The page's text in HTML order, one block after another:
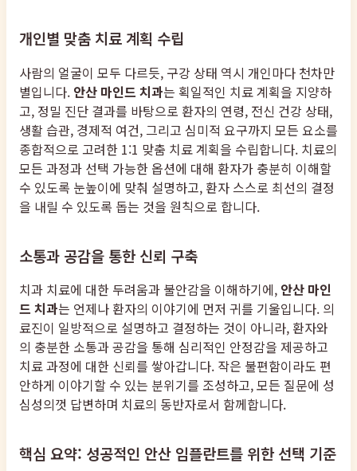
개인별 맞춤 치료 계획 수립
사람의 얼굴이 모두 다르듯, 구강 상태 역시 개인마다 천차만
별입니다. 안산 마인드 치과는 획일적인 치료 계획을 지양하
고, 정밀 진단 결과를 바탕으로 환자의 연령, 전신 건강 상태,
생활 습관, 경제적 여건, 그리고 심미적 요구까지 모든 요소를
종합적으로 고려한 1:1 맞춤 치료 계획을 수립합니다. 치료의
모든 과정과 선택 가능한 옵션에 대해 환자가 충분히 이해할
수 있도록 눈높이에 맞춰 설명하고, 환자 스스로 최선의 결정
을 내릴 수 있도록 돕는 것을 원칙으로 합니다.
소통과 공감을 통한 신뢰 구축
치과 치료에 대한 두려움과 불안감을 이해하기에, 안산 마인
드 치과는 언제나 환자의 이야기에 먼저 귀를 기울입니다. 의
료진이 일방적으로 설명하고 결정하는 것이 아니라, 환자와
의 충분한 소통과 공감을 통해 심리적인 안정감을 제공하고
치료 과정에 대한 신뢰를 쌓아갑니다. 작은 불편함이라도 편
안하게 이야기할 수 있는 분위기를 조성하고, 모든 질문에 성
심성의껏 답변하며 치료의 동반자로서 함께합니다.
핵심 요약: 성공적인 안산 임플란트를 위한 선택 기준